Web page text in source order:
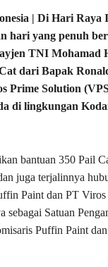
| Di Hari Raya
hari yang penuh
TNI Mohamad
dari Bapak
Prime Solution
di lingkungan
bantuan 350 Pail
juga terjalinnya
Paint dan PT
sebagai Satuan
Puffin Paint